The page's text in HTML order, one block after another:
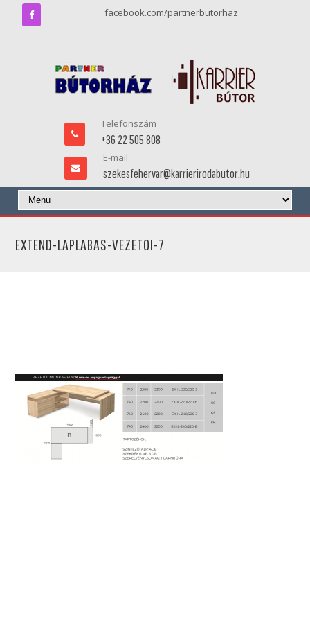
facebook.com/partnerbutorhaz
Telefonszám
+36 22 505 808
E-mail
szekesfehervar@karrierirodabutor.hu
EXTEND-LAPLABAS-VEZETOI-7